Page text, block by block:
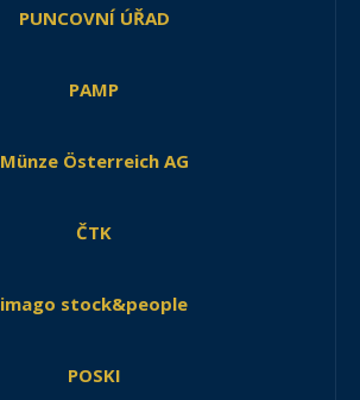
PUNCOVNÍ ÚŘAD
PAMP
Münze Österreich AG
ČTK
imago stock&people
POSKI